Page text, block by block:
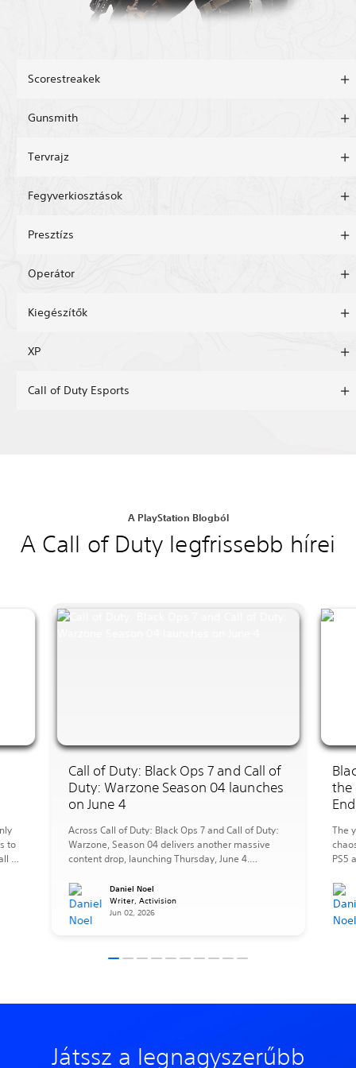
Scorestreakek
Gunsmith
Tervrajz
Fegyverkiosztások
Presztízs
Operátor
Kiegészítők
XP
Call of Duty Esports
A PlayStation Blogból
A Call of Duty legfrissebb hírei
Call of Duty: Black Ops 7 and Call of
Duty: Warzone Season 04 launches
on June 4
Across Call of Duty: Black Ops 7 and Call of Duty:
Warzone, Season 04 delivers another massive
content drop, launching Thursday, June 4.
expands the Multiplayer map pool with a
selection of brand-new and returning favorites.
Maps include: MP Modes: A stacked roster of
Daniel Noel
Writer, Activision
Jun 02, 2026
the
The
PS5
to
of
Játssz a legnagyszerűbb